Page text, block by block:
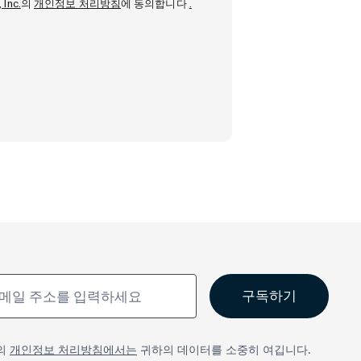
Inc.의개인정보 처리방침에 동의합니다.
개인정보 처리방침에서는 귀하의 데이터를 소중히 여깁니다.